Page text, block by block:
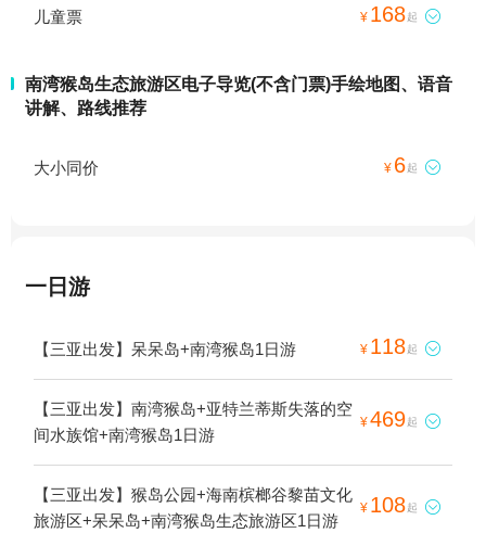
儿童票 ¥ 168起 
南湾猴岛生态旅游区电子导览(不含门票)手绘地图、语音
讲解、路线推荐
大小同价 ¥ 6起 
一日游
【三亚出发】呆呆岛+南湾猴岛1日游 ¥ 118起 
【三亚出发】南湾猴岛+亚特兰蒂斯失落的空
间水族馆+南湾猴岛1日游
¥469起 
【三亚出发】猴岛公园+海南槟榔谷黎苗文化
旅游区+呆呆岛+南湾猴岛生态旅游区1日游
¥ 108起 